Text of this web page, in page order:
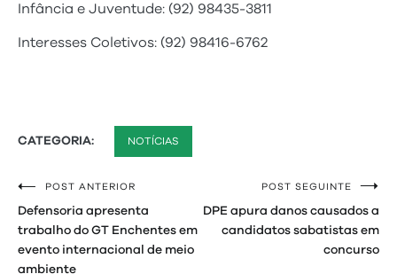
Infância e Juventude: (92) 98435-3811
Interesses Coletivos: (92) 98416-6762
CATEGORIA: NOTÍCIAS
Navegação
de
Post
POST ANTERIOR
Defensoria apresenta
trabalho do GT Enchentes em
evento internacional de meio
ambiente
POST SEGUINTE
DPE apura danos causados a
candidatos sabatistas em
concurso